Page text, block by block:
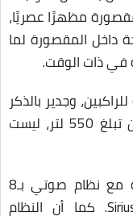
مظهرًا عصريًا،
داخل المقصورة لما
في ذات الوقت.
وجدير بالذكر
تحتوي AMG GLC43 على مساحة تخزين تبلغ 550 لتر، ليست
وتأتي GLC43 AMG بمواصفات قياسية مع نظام صوتي بـ8
سماعات وراديو القمر الصناعي SiriusXM. كما أن النظام